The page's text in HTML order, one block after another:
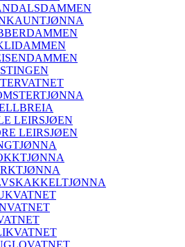
LEIRSJØEN
LEIRSJØEN